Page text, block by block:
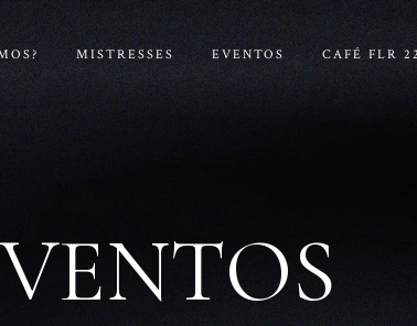
MISTRESSES EVENTOS CAFÉ FLR